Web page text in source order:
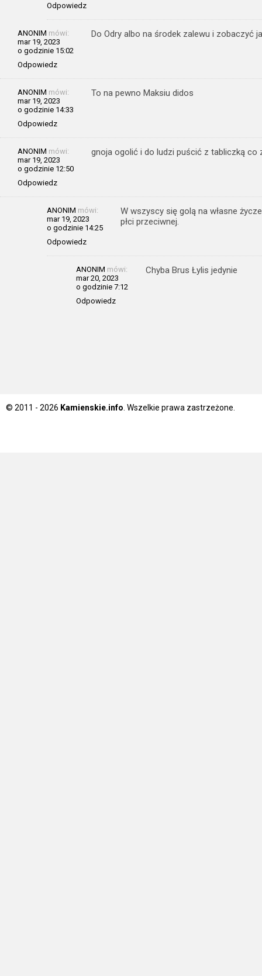
Odpowiedz
ANONIM mówi:
mar 19, 2023
o godzinie 15:02
Odpowiedz
Do Odry albo na środek zalewu i zobaczyć
ANONIM mówi:
mar 19, 2023
o godzinie 14:33
Odpowiedz
To na pewno Maksiu didos
ANONIM mówi:
mar 19, 2023
o godzinie 12:50
Odpowiedz
gnoja ogolić i do ludzi puścić z tabliczką co
ANONIM mówi:
mar 19, 2023
o godzinie 14:25
Odpowiedz
W wszyscy się golą na własne
płci przeciwnej.
ANONIM mówi:
mar 20, 2023
o godzinie 7:12
Odpowiedz
Chyba Brus Łylis jedynie
© 2011 - 2026 Kamienskie.info . Wszelkie prawa zastrzeżone.